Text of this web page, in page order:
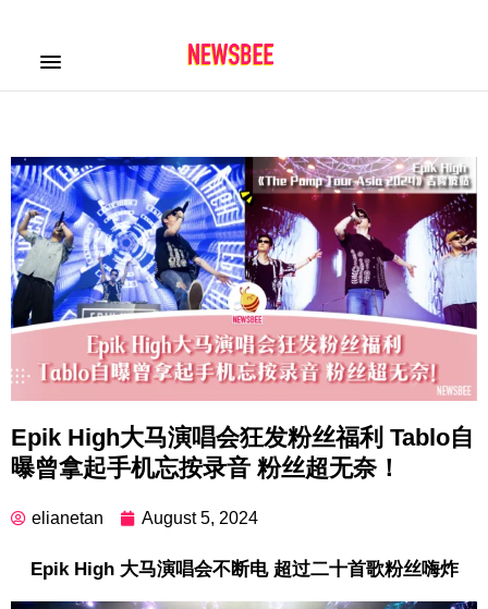
Epik High大马演唱会狂发粉丝福利 Tablo自
曝曾拿起手机忘按录音 粉丝超无奈！
elianetan August 5, 2024
Epik High 大马演唱会不断电 超过二十首歌粉丝嗨炸